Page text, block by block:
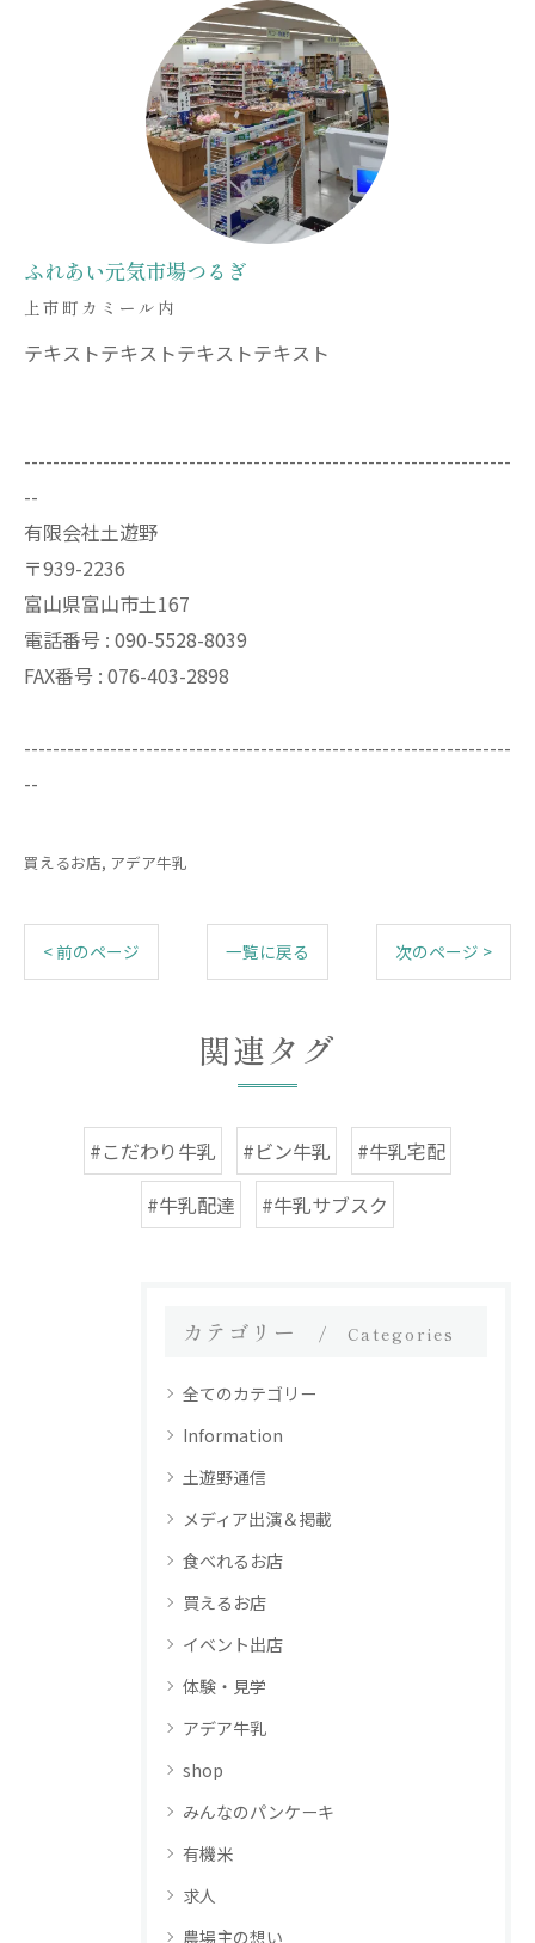
ふれあい元気市場つるぎ
上市町カミール内
テキストテキストテキストテキスト
--------------------------------------------------------------------
--
有限会社土遊野
〒939-2236
富山県富山市土167
電話番号 : 090-5528-8039
FAX番号 : 076-403-2898
--------------------------------------------------------------------
--
買えるお店 アデア牛乳
< 前のページ 一覧に戻る 次のページ >
関連タグ
#こだわり牛乳 #ビン牛乳
#牛乳宅配
#牛乳配達
#牛乳サブスク
カテゴリー Categories
全てのカテゴリー
Information
土遊野通信
メディア出演＆掲載
食べれるお店
買えるお店
イベント出店
体験・見学
アデア牛乳
shop
みんなのパンケーキ
有機米
求人
農場主の想い